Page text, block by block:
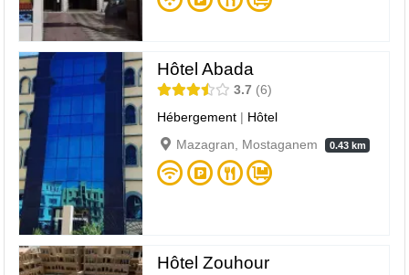
Hôtel Abada
3.7
6
Hébergement | Hôtel
Mazagran, Mostaganem
0.43 km
Hôtel Zouhour